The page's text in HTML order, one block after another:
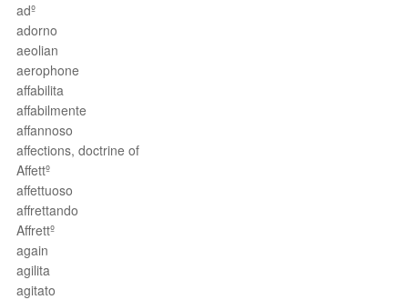
adº
adorno
aeolian
aerophone
affabilita
affabilmente
affannoso
affections, doctrine of
Affettº
affettuoso
affrettando
Affrettº
again
agilita
agitato